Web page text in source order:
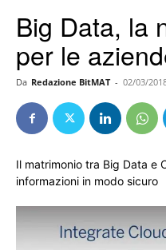
Big Data, la
per le
Da Redazione BitMAT - 02/03/
Il matrimonio tra Big Data e
informazioni in modo sicuro